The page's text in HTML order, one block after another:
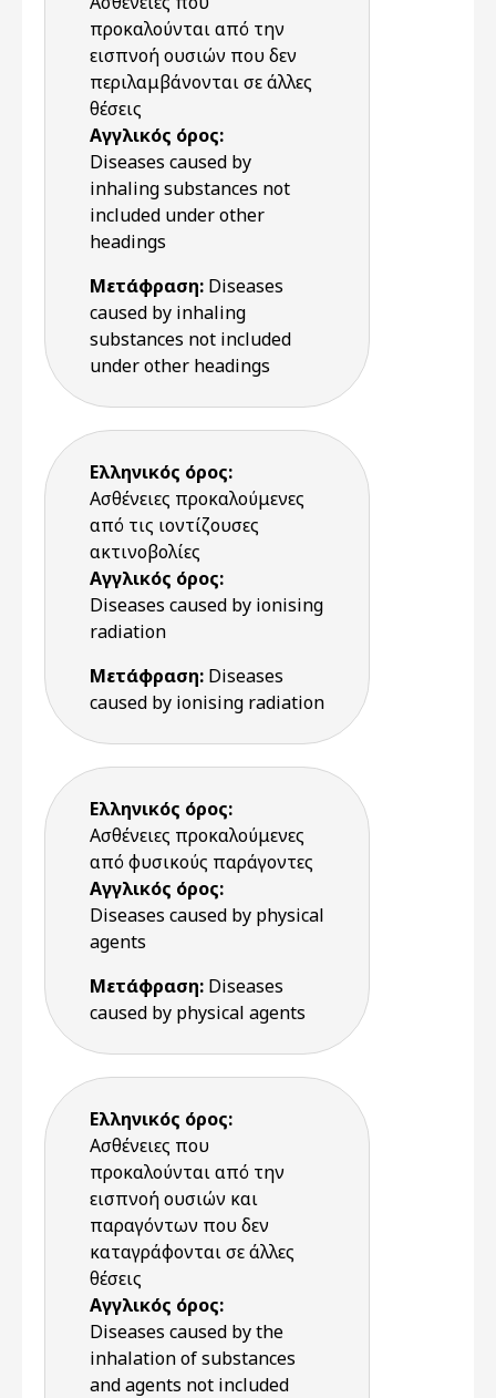
προκαλούνται από την
εισπνοή ουσιών που δεν
περιλαμβάνονται σε άλλες
θέσεις
Αγγλικός όρος:
Diseases caused by
inhaling substances not
included under other
headings
Μετάφραση: Diseases
caused by inhaling
substances not included
under other headings
Ελληνικός όρος:
Ασθένειες προκαλούμενες
από τις ιοντίζουσες
ακτινοβολίες
Αγγλικός όρος:
Diseases caused by ionising
radiation
Μετάφραση: Diseases
caused by ionising radiation
Ελληνικός όρος:
Ασθένειες προκαλούμενες
από φυσικούς παράγοντες
Αγγλικός όρος:
Diseases caused by physical
agents
Μετάφραση: Diseases
caused by physical agents
Ελληνικός όρος:
Ασθένειες που
προκαλούνται από την
εισπνοή ουσιών και
παραγόντων που δεν
καταγράφονται σε άλλες
θέσεις
Αγγλικός όρος:
Diseases caused by the
inhalation of substances
and agents not included